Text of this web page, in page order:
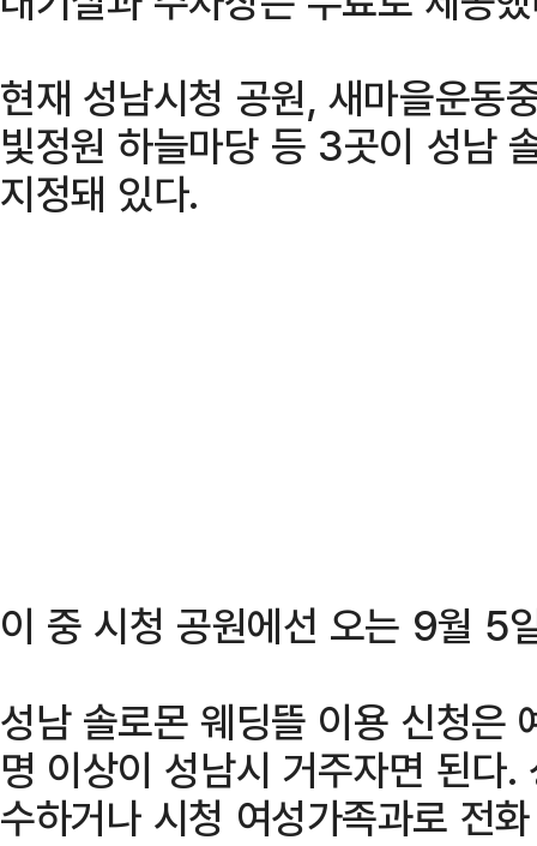
현재 성남시청 공원, 새마을운동
빛정원 하늘마당 등 3곳이 성남
지정돼 있다.
이 중 시청 공원에선 오는 9월 5
성남 솔로몬 웨딩뜰 이용 신청은
명 이상이 성남시 거주자면 된다
수하거나 시청 여성가족과로 전